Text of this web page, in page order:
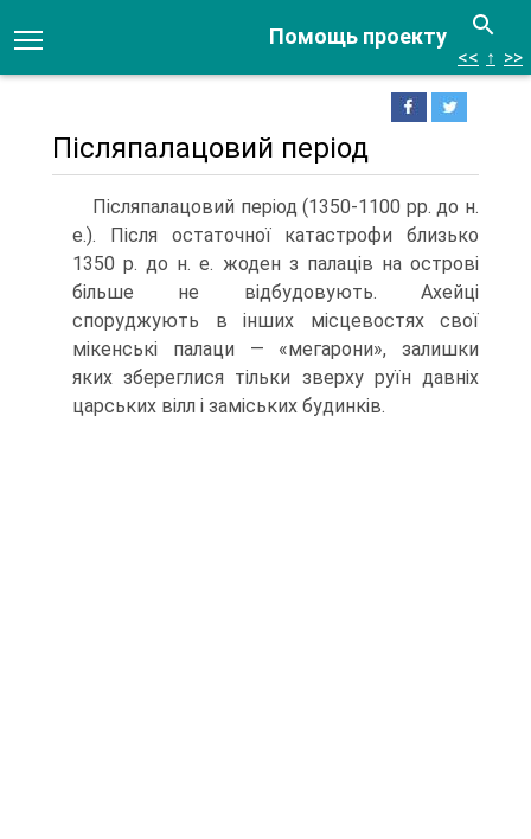
Помощь проекту
<< ↑ >>
Післяпалацовий період
Післяпалацовий період (1350-1100 рр. до н.
е.). Після остаточної катастрофи близько
1350 р. до н. е. жоден з пала­ців на острові
більше не відбудовують. Ахейці
споруджують в інших місцевостях свої
мікенські палаци — «мегарони», за­лишки
яких збереглися тільки зверху руїн давніх
царських вілл і заміських будинків.